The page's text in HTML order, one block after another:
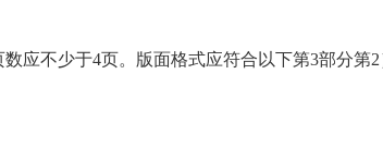
应不少于4页。版面格式应符合以下第3部分第2